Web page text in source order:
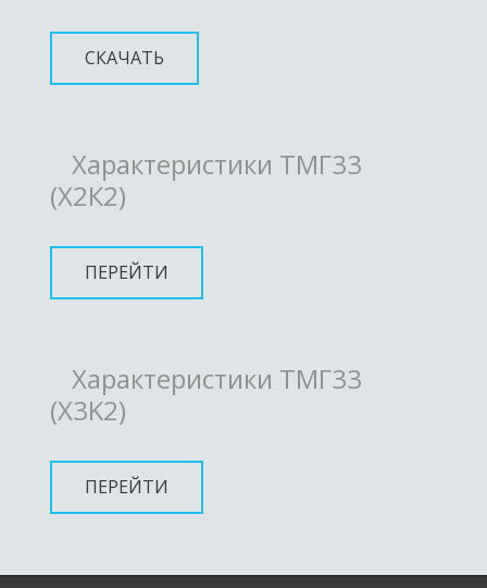
СКАЧАТЬ
Характеристики ТМГ33
(Х2К2)
ПЕРЕЙТИ
Характеристики ТМГ33
(X3K2)
ПЕРЕЙТИ